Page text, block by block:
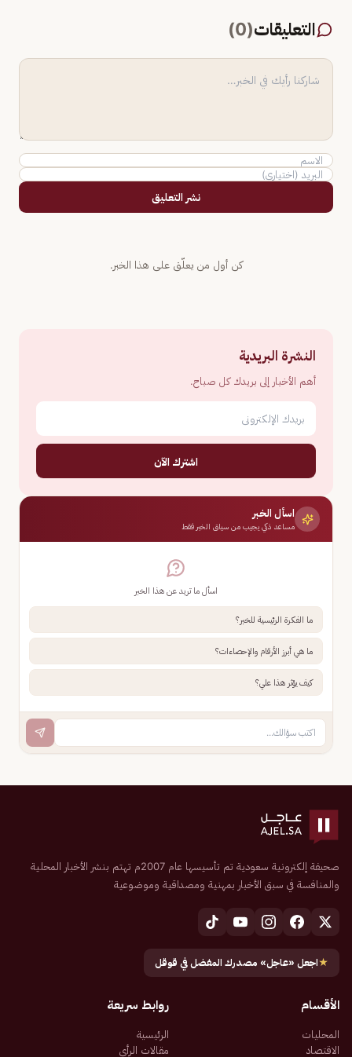
التعليقات(
0
)
نشر التعليق
كن أول من يعلّق على هذا الخبر.
النشرة البريدية
أهم الأخبار إلى بريدك كل صباح.
اشترك الآن
اسأل الخبر
مساعد ذكي يجيب من سياق الخبر فقط
اسأل ما تريد عن هذا الخبر
ما الفكرة الرئيسية للخبر؟
ما هي أبرز الأرقام والإحصاءات؟
كيف يؤثر هذا علي؟
صحيفة إلكترونية سعودية تم تأسيسها عام 2007م تهتم بنشر الأخبار المحلية
والمنافسة في سبق الأخبار بمهنية ومصداقية وموضوعية
★اجعل «عاجل» مصدرك المفضل في قوقل
الأقسام
المحليات
الاقتصاد
روابط سريعة
الرئيسية
مقالات الرأي